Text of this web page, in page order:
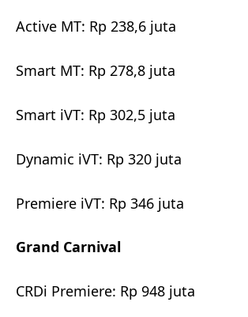
Active MT: Rp 238,6 juta
Smart MT: Rp 278,8 juta
Smart iVT: Rp 302,5 juta
Dynamic iVT: Rp 320 juta
Premiere iVT: Rp 346 juta
Grand Carnival
CRDi Premiere: Rp 948 juta